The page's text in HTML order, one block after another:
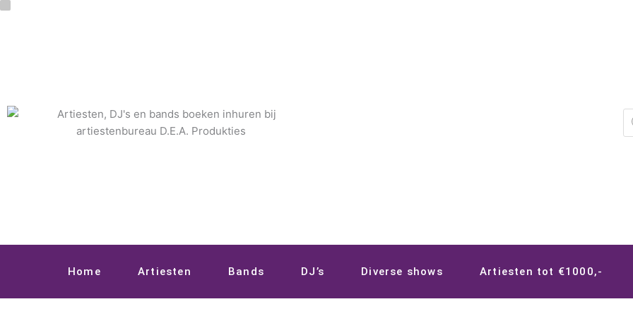
Ga
Home Artiesten Bands DJ’s Diverse shows Artiesten tot €1000,-